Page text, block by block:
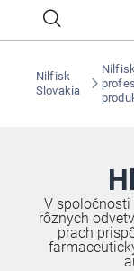
Nilfisk
Slovakia
V
rôznych
prach